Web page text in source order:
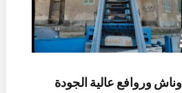
وروافع عالية الجودة